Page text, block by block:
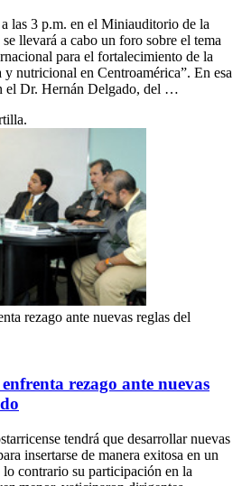
las 3 p.m. en el Miniauditorio de la
llevará a cabo un foro sobre el tema
para el fortalecimiento de la
y nutricional en Centroamérica”. En esa
el Dr. Hernán Delgado, del …
rezago ante nuevas reglas del
rezago ante nuevas
tendrá que desarrollar nuevas
insertarse de manera exitosa en un
contrario su participación en la